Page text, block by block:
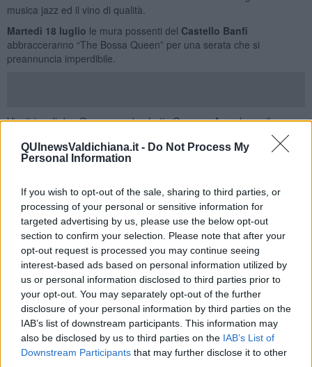
QUInewsValdichiana.it - Do Not Process My
Personal Information
If you wish to opt-out of the sale, sharing to third parties, or
processing of your personal or sensitive information for
targeted advertising by us, please use the below opt-out
section to confirm your selection. Please note that after your
opt-out request is processed you may continue seeing
interest-based ads based on personal information utilized by
us or personal information disclosed to third parties prior to
your opt-out. You may separately opt-out of the further
disclosure of your personal information by third parties on the
IAB’s list of downstream participants. This information may
also be disclosed by us to third parties on the IAB’s List of
Downstream Participants that may further disclose it to other
musica jazz ed il vino di qualità.
Martedì 18 luglio le mura possenti del Castello Banfi
abbracceranno “The Bossa Queen” per una serata che si
preannuncia imperdibile.
Vincitrice di due Grammy e due Latin Grammy Award, con il suo
nuovo album "Quietude", la cantante, compositrice e arrangiatrice
Eliane Elias(piano e voce) guida il pubblico alla scoperta delle sue
radici brasiliane.
indiscutibile virtuosismo strumentale e che si avvale del contributo
di tre musicisti strepitosi comeMarc Johnson(contrabbasso),
Leandro Pellegrino(chitarra) eRafael Barata(batteria).
Il festival prosegue poi mercoledì 19 luglionellaFortezza
medioevale di Montalcino dove sarà protagonista la
Mike Stern
. Geniale ed eclettico Stern, che è uno dei chitarristi fusion più
conosciuti ed apprezzati al mondo, salirà sul palco diJazz and
Winecon un vero e proprio “dream team” di musicisti composto da
Lemi Stern(chitarra elettrica, ngoni, voce),Bob Franceschini
(sax),Jimmy Haslip(basso elettrico) e Dennis Chambers
(batteria).